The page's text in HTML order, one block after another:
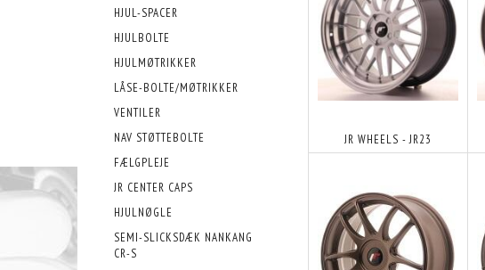
HJUL-SPACER
HJULBOLTE
HJULMØTRIKKER
LÅSE-BOLTE/MØTRIKKER
VENTILER
NAV STØTTEBOLTE
FÆLGPLEJE
JR CENTER CAPS
HJULNØGLE
SEMI-SLICKSDÆK NANKANG
CR-S
JR WHEELS - JR23